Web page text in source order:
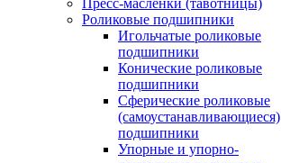
Пресс-маслёнки (тавотницы)
Роликовые подшипники
Игольчатые роликовые
подшипники
Конические роликовые
подшипники
Сферические роликовые
(самоустанавливающиеся)
подшипники
Упорные и упорно-